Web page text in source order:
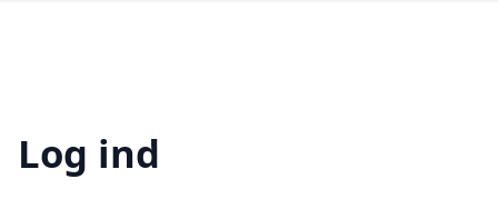
Log ind